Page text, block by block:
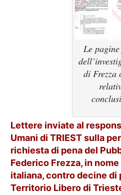
Le
di Frezza
Lettere inviate al
Umani di TRIEST sulla
richiesta di pena del
Federico Frezza, in
italiana, contro decine
Territorio Libero di